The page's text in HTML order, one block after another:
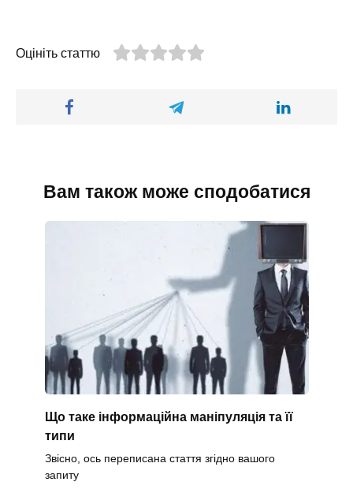
Оцініть статтю
Вам також може сподобатися
Що таке інформаційна маніпуляція та її
типи
Звісно, ось переписана стаття згідно вашого
запиту